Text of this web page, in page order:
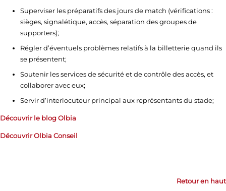
Superviser les préparatifs des jours de match (vérifications :
sièges, signalétique, accès, séparation des groupes de
supporters);
Régler d’éventuels problèmes relatifs à la billetterie quand ils
se présentent;
Soutenir les services de sécurité et de contrôle des accès, et
collaborer avec eux;
Servir d’interlocuteur principal aux représentants du stade;
Découvrir le blog Olbia
Découvrir Olbia Conseil
Retour en haut